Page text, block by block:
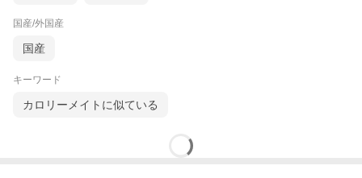
国産/外国産
国産
キーワード
カロリーメイトに似ている